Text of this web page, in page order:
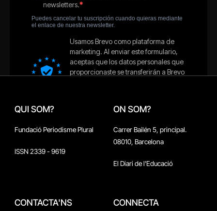
QUI SOM?
Fundació Periodisme Plural
ISSN 2339 - 9619
ON SOM?
Carrer Bailén 5, principal.
08010, Barcelona
El Diari de l'Educació
CONTACTA'NS CONNECTA